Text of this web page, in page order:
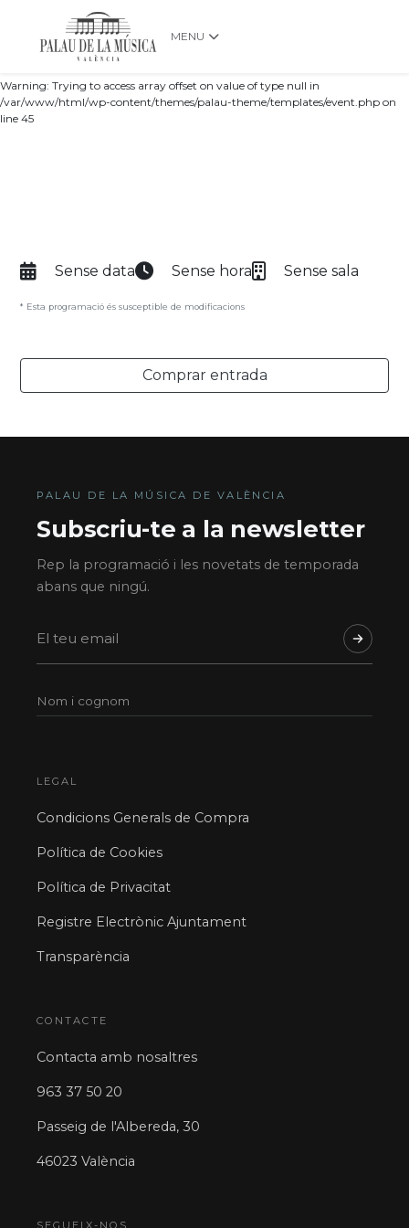
MENU
Warning: Trying to access array offset on value of type null in
/var/www/html/wp-content/themes/palau-theme/templates/event.php on
line 45
Sense data Sense hora Sense sala
* Esta programació és susceptible de modificacions
Comprar entrada
PALAU DE LA MÚSICA DE VALÈNCIA
Subscriu-te a la newsletter
Rep la programació i les novetats de temporada
abans que ningú.
LEGAL
Condicions Generals de Compra
Política de Cookies
Política de Privacitat
Registre Electrònic Ajuntament
Transparència
CONTACTE
Contacta amb nosaltres
963 37 50 20
Passeig de l'Albereda, 30
46023 València
SEGUEIX-NOS